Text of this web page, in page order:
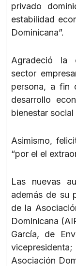
privado
estabilidad
Dominicana”.
Agradeció la
sector
persona, a fin
desarrollo
bienestar social
Asimismo,
“por el el
Las nuevas
además de su
de la
Dominicana
García, de
Asociación